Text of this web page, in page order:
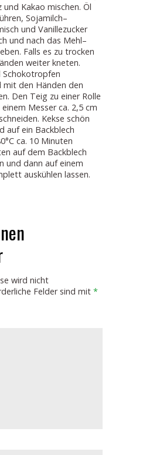
und Kakao mischen. Öl
Sojamilch–
und Vanillezucker
und nach das Mehl–
Falls es zu trocken
weiter kneten.
Schokotropfen
mit den Händen den
Den Teig zu einer Rolle
Messer ca. 2,5 cm
Kekse schön
auf ein Backblech
ca. 10 Minuten
auf dem Backblech
und dann auf einem
auskühlen lassen.
wird nicht
Felder sind mit *